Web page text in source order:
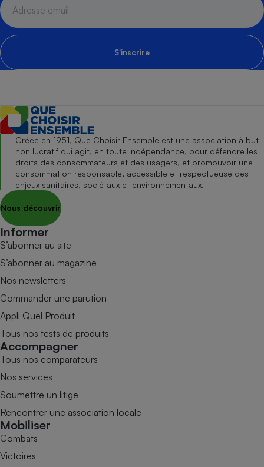
S'inscrire
Créée en 1951, Que Choisir Ensemble est une association à but
non lucratif qui agit, en toute indépendance, pour défendre les
droits des consommateurs et des usagers, et promouvoir une
consommation responsable, accessible et respectueuse des
enjeux sanitaires, sociétaux et environnementaux.
Nous découvrir
Informer
S’abonner au site
S’abonner au magazine
Nos newsletters
Commander une parution
Appli Quel Produit
Tous nos tests de produits
Accompagner
Tous nos comparateurs
Nos services
Soumettre un litige
Rencontrer une association locale
Mobiliser
Combats
Victoires